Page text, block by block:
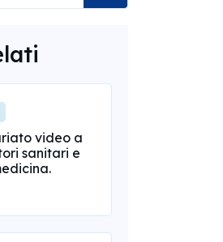
video a
sanitari e